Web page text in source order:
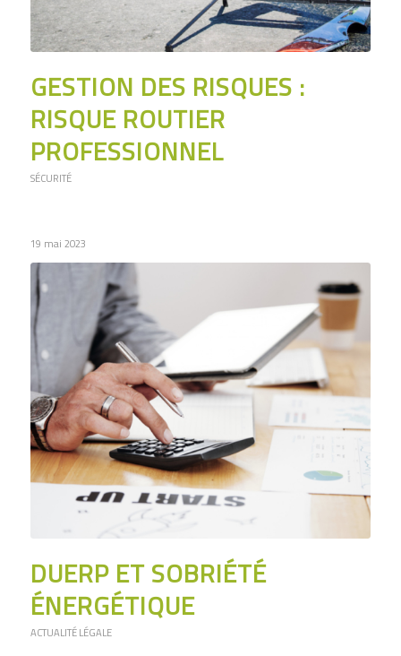
GESTION DES RISQUES :
RISQUE ROUTIER
PROFESSIONNEL
SÉCURITÉ
19 mai 2023
DUERP ET SOBRIÉTÉ
ÉNERGÉTIQUE
ACTUALITÉ LÉGALE